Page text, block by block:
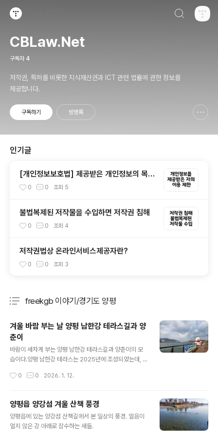
CBLaw.Net
구독자 4
저작권, 특허를 비롯한 지식재산권과 ICT 관련 법률에 관한 정보를
제공합니다.
구독하기 방명록
인기글
[개인정보보호법] 제공받은 개인정보의 목적
외의 이용 여부
0 0 조회 5
불법복제된 저작물을 수입하면 저작권 침해
0 0 조회 4
저작권법상 온라인서비스제공자란?
0 0 조회 3
freekgb 이야기/경기도 양평
겨울 바람 부는 날 양평 남한강 테라스길과 양
춘이
바람이 세차게 부는 양평 남한강 테라스길과 양춘이의 모
습이다.양평 남한강 테라스는 2025년에 조성되었는데, 강
씨라 한적하지만 남한강, 산, 하늘이 어우러진 풍경을 보면
0 0 2026. 1. 12.
양평읍 양강섬 겨울 산책 풍경
양평읍에 있는 양강섬 산책길에서 본 일상의 풍경. 얼음이
얼지 않은 강 아래로 잠수하는 새들.